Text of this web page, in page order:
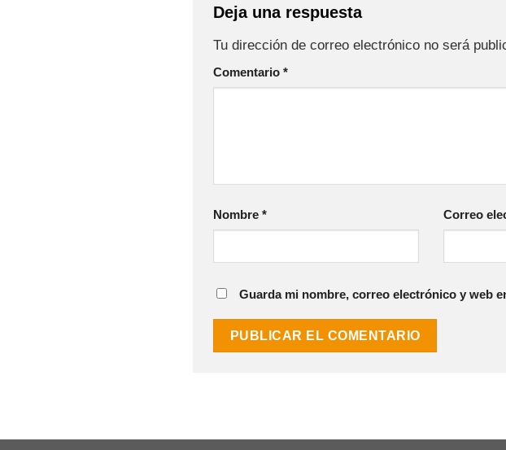
Deja una respuesta
Tu dirección de correo electrónico no será
Comentario *
Nombre * Correo
Guarda mi nombre, correo electrónico y web